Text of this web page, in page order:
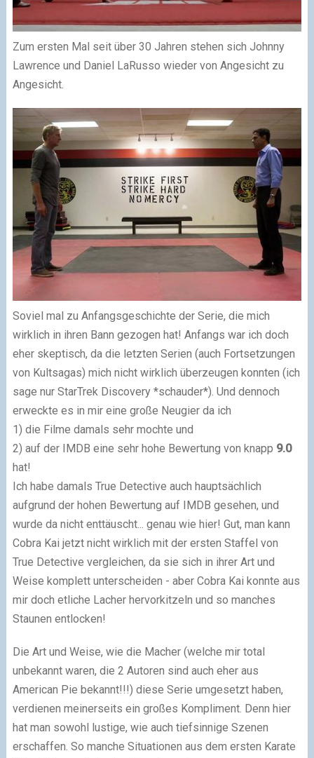
Zum ersten Mal seit über 30 Jahren stehen sich Johnny
Lawrence und Daniel LaRusso wieder von Angesicht zu
Angesicht.
Soviel mal zu Anfangsgeschichte der Serie, die mich
wirklich in ihren Bann gezogen hat! Anfangs war ich doch
eher skeptisch, da die letzten Serien (auch Fortsetzungen
von Kultsagas) mich nicht wirklich überzeugen konnten (ich
sage nur StarTrek Discovery *schauder*). Und dennoch
erweckte es in mir eine große Neugier da ich
1) die Filme damals sehr mochte und
2) auf der IMDB eine sehr hohe Bewertung von knapp 9.0
hat!
Ich habe damals True Detective auch hauptsächlich
aufgrund der hohen Bewertung auf IMDB gesehen, und
wurde da nicht enttäuscht... genau wie hier! Gut, man kann
Cobra Kai jetzt nicht wirklich mit der ersten Staffel von
True Detective vergleichen, da sie sich in ihrer Art und
Weise komplett unterscheiden - aber Cobra Kai konnte aus
mir doch etliche Lacher hervorkitzeln und so manches
Staunen entlocken!
Die Art und Weise, wie die Macher (welche mir total
unbekannt waren, die 2 Autoren sind auch eher aus
American Pie bekannt!!!) diese Serie umgesetzt haben,
verdienen meinerseits ein großes Kompliment. Denn hier
hat man sowohl lustige, wie auch tiefsinnige Szenen
erschaffen. So manche Situationen aus dem ersten Karate